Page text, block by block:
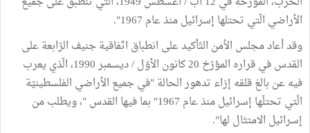
الأراضي الّتي تحتلها إسرائيل منذ عام 1967".
وقد أعاد مجلس الأمن التّأكيد على انطباق اتّفاقية جنيف الرّابعة على
القدس في قراره المؤرّخ 20 كانون الأوّل / ديسمبر 1990، الّذي يعرب
فيه عن بالغ قلقه إزاء تدهور الحالة "في جميع الأراضي الفلسطينيّة
الّتي تحتلّها إسرائيل منذ عام 1967" بما فيها القدس "، ويطلب من
إسرائيل الامتثال لها".